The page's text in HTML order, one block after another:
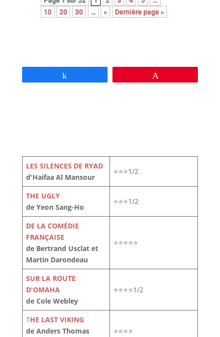
10
20 30 … » Dernière page »
LES SILENCES DE RYAD
d'Haifaa Al Mansour
⭐⭐⭐1/2
THE UGLY
de Yeon Sang-Ho
⭐⭐⭐1/2
DE LA COMÉDIE
FRANÇAISE
de Bertrand Usclat et
Martin Darondeau
⭐⭐⭐⭐⭐
SUR LA ROUTE
D'OMAHA
de Cole Webley
⭐⭐⭐⭐1/2
THE LAST VIKING
de Anders Thomas
⭐⭐⭐⭐